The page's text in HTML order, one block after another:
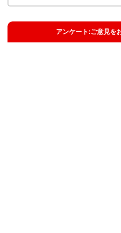
アンケート:ご意見を